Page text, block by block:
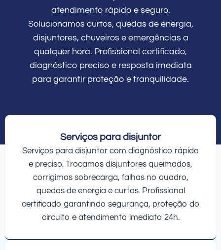
atendimento rápido e seguro.
Solucionamos curtos, quedas de energia,
disjuntores, chuveiros e emergências a
qualquer hora. Profissional certificado,
diagnóstico preciso e resposta imediata
para garantir proteção e tranquilidade.
Serviços para disjuntor
Serviços para disjuntor com diagnóstico rápido
e preciso. Trocamos disjuntores queimados,
corrigimos sobrecarga, falhas no quadro,
quedas de energia e curtos. Profissional
certificado garantindo segurança, proteção do
circuito e atendimento imediato 24h.